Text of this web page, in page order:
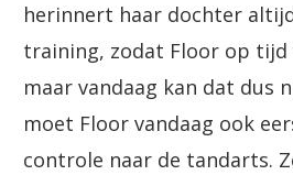
herinnert haar dochter
training, zodat Floor op
maar vandaag kan dat dus
moet Floor vandaag ook
controle naar de tandarts.